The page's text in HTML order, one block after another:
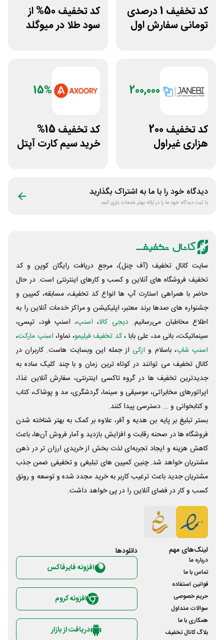
کد تخفیف 1 درصدی
تومانی سفارش اول
کد تخفیف 50% از
سود طلا در میوگلد
200,000
کد تخفیف 200
هزاری غیراول
15%
کد تخفیف 15%
خرید سیم کارت آپتل
دیدگاه خود را با ما به اشتراک بگذارید
با ثبت دیدگاه خود ما را در ارائه بهتر خدمات یاری کنید
سایت کانال تخفیف (آف چنل)، مرجع دریافت رایگان کوپن و کد
تخفیف فروشگاه های آنلاین و کسب و‌ کارهای اینترنتی است. در حال
حاضر با همراهی استارت آپ ها انواع کد تخفیف، مسابقه، کمپین و
جشنواره های صدها برند معتبر، اپلیکیشن و مراکز خدمات آنلاین را به
اطلاع مخاطبان می‌رسانیم. دیجی کالا، اسنپ، اسنپ فود، تپسی،
سینماتیکت، بانی مد، علی‌ بابا ،کد تخفیف فیلیمو، نماوا، اسنپ مارکت،
اسنپ شاپ، باسلام و ازکی از جمله این وبسایت ‌هاست. کاربران در
کانال تخفیف می توانند در کوتاه ترین زمان و با چند کلیک ساده به
جدیدترین تخفیف ها در گروه تاکسی اینترنتی، سفارش آنلاین غذا،
اپراتورهای مخابراتی، موسیقی و سینما، گردشگری، مد و پوشاک، کتاب
و کتابخوانی و ... دسترسی پیدا کنند.
بستر تبلیغ بر پایه بن هدیه و آفر، علاوه بر کمک به بهتر شناخته شدن
فروشگاه ها در صحنه رقابت و افزایش بازدید و آمار فروش آن‌ها، باعث
کاهش هزینه و ایجاد تجربه‌ای لذت بخش از خریدی ارزان تر در ذهن
مشتریان خواهد شد. چنین کمپین های تبلیغی و تخفیفی ضمن جذب
مشتریان جدید باعث ترغیب کاربر به خرید مجدد شده و توسعه و رونق
کسب و کار در فضای آنلاین را در پی خواهد داشت.
لینک‌های مهم
درباره ما
تماس با ما
قوانین استفاده
حریم خصوصی
سوالات متداول
همکاری با ما
بلاگ کانال تخفیف
دانلود‌ها
افزونه فایرفاکس
افزونه کروم
دریافت از بازار